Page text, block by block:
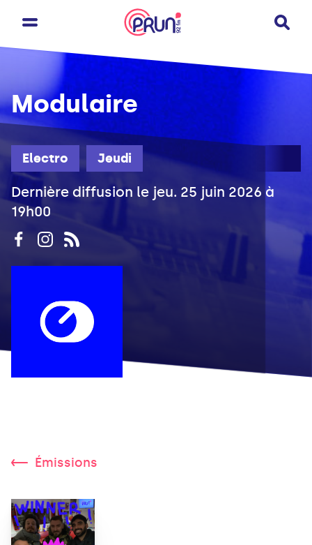
Electro Jeudi
Modulaire
Dernière diffusion le jeu. 25 juin 2026 à
19h00
Émissions